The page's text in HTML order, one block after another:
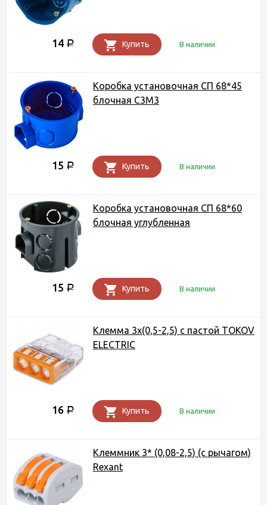
14 Р Купить В наличии
Коробка установочная СП 68*45
блочная С3М3
15 Р Купить В наличии
Коробка установочная СП 68*60
блочная углубленная
15 Р Купить В наличии
Клемма 3x(0,5-2,5) с пастой TOKOV
ELECTRIC
16 Р Купить В наличии
Клеммник 3* (0,08-2,5) (с рычагом)
Rexant